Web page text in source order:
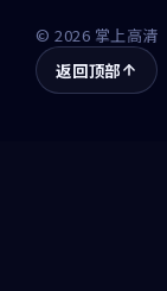
©2026 掌上高清
返回顶部